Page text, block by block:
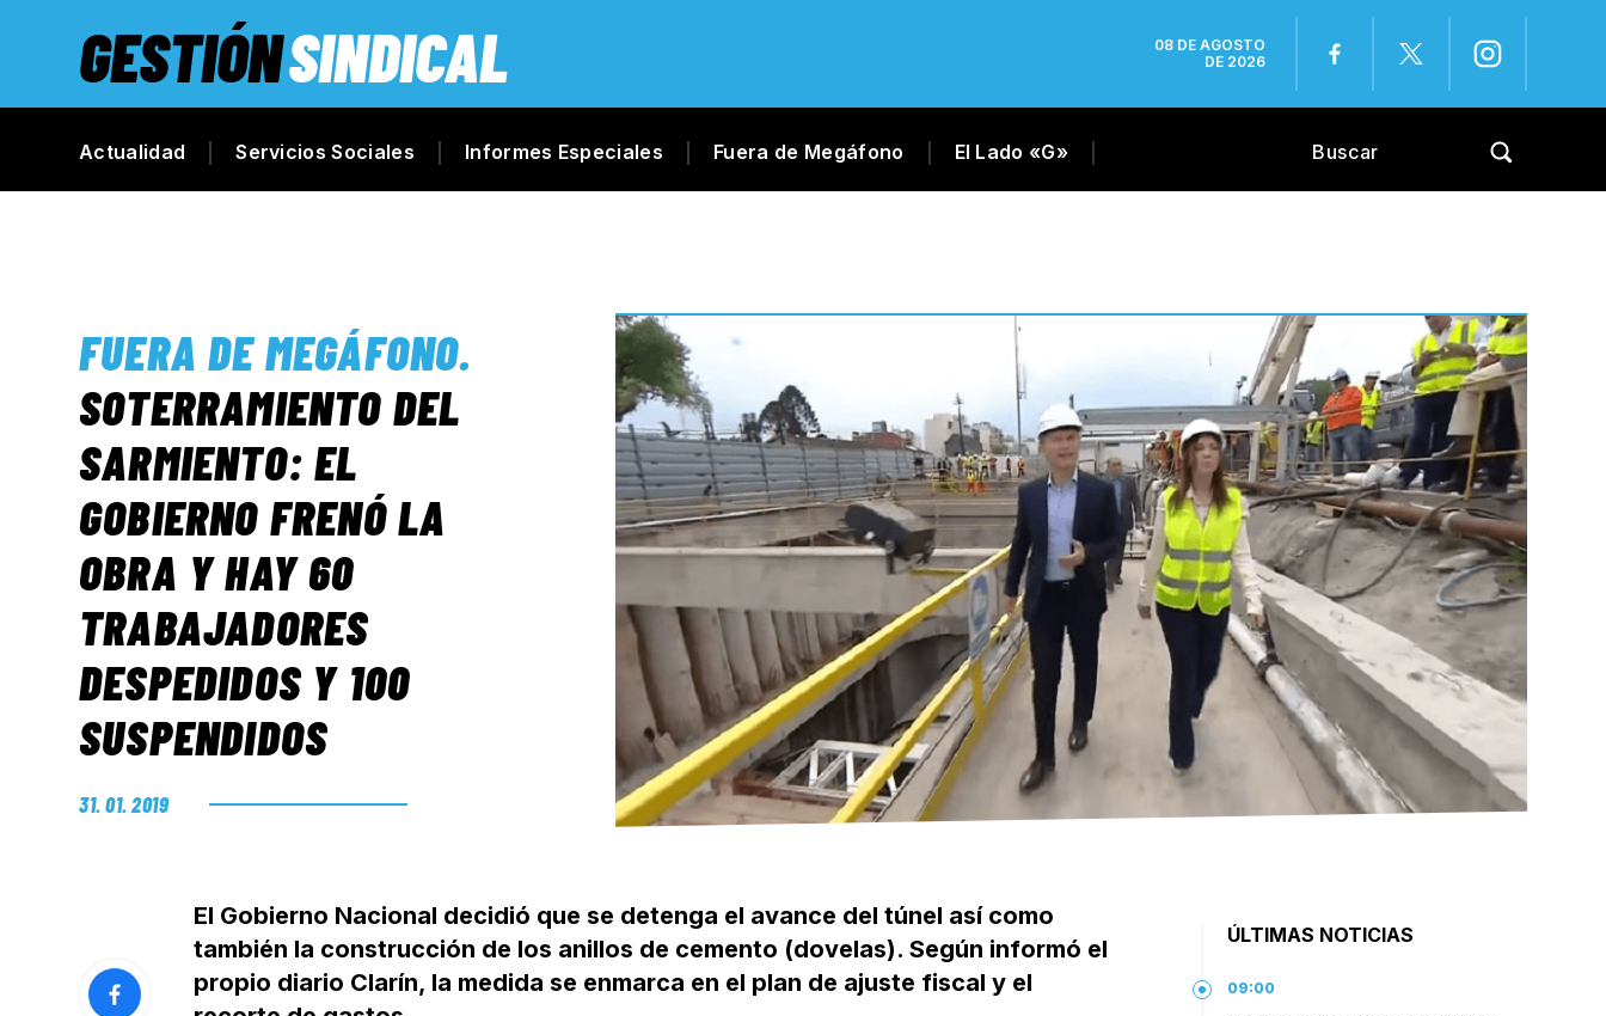
GESTIÓNSINDICAL
08 DE AGOSTO
DE 2026
Actualidad Servicios Sociales Informes Especiales Fuera de Megáfono El Lado «G»
FUERA DE MEGÁFONO.
SOTERRAMIENTO DEL
SARMIENTO: EL
GOBIERNO FRENÓ LA
OBRA Y HAY 60
TRABAJADORES
DESPEDIDOS Y 100
SUSPENDIDOS
31. 01. 2019
El Gobierno Nacional decidió que se detenga el avance del túnel así como
también la construcción de los anillos de cemento (dovelas). Según informó el
propio diario Clarín, la medida se enmarca en el plan de ajuste fiscal y el
ÚLTIMAS NOTICIAS
09:00